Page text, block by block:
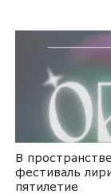
В
фестиваль
пятилетие